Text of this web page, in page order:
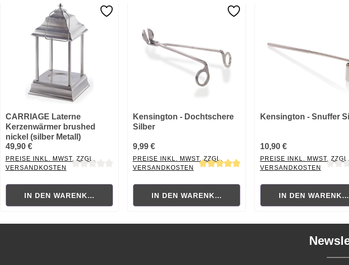
CARRIAGE Laterne
Kerzenwärmer brushed
nickel (silber Metall)
49,90 €
PREISE INKL. MWST. ZZGL.
VERSANDKOSTEN
IN DEN WARENKORB
Kensington - Dochtschere
Silber
9,99 €
PREISE INKL. MWST. ZZGL.
VERSANDKOSTEN
IN DEN WARENKORB
Kensington - Snuffer
10,90 €
PREISE INKL. MWST. ZZGL.
VERSANDKOSTEN
IN DEN